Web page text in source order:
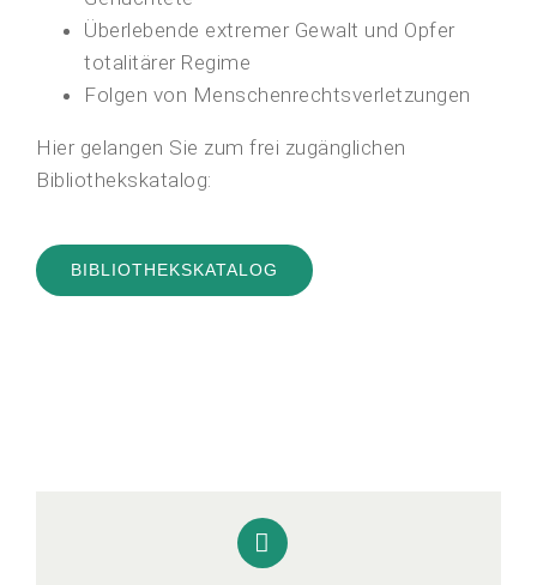
Überlebende extremer Gewalt und Opfer
totalitärer Regime
Folgen von Menschenrechtsverletzungen
Hier gelangen Sie zum frei zugänglichen
Bibliothekskatalog:
BIBLIOTHEKSKATALOG